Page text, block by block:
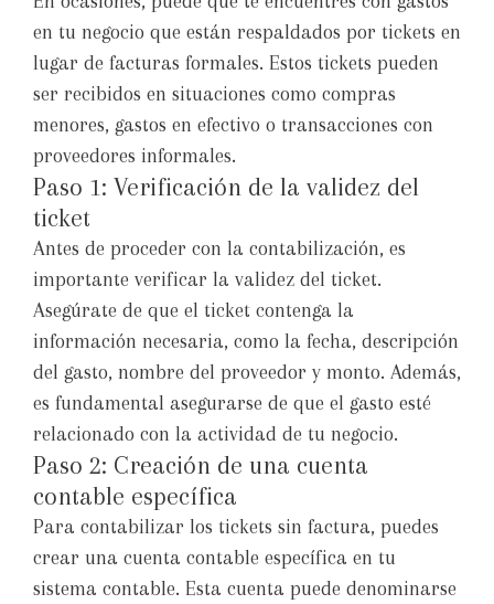
en tu negocio que están respaldados por tickets en
lugar de facturas formales. Estos tickets pueden
ser recibidos en situaciones como compras
menores, gastos en efectivo o transacciones con
proveedores informales.
Paso 1: Verificación de la validez del
ticket
Antes de proceder con la contabilización, es
importante verificar la validez del ticket.
Asegúrate de que el ticket contenga la
información necesaria, como la fecha, descripción
del gasto, nombre del proveedor y monto. Además,
es fundamental asegurarse de que el gasto esté
relacionado con la actividad de tu negocio.
Paso 2: Creación de una cuenta
contable específica
Para contabilizar los tickets sin factura, puedes
crear una cuenta contable específica en tu
sistema contable. Esta cuenta puede denominarse